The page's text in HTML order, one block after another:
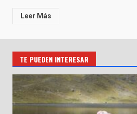
Leer Más
TE PUEDEN INTERESAR